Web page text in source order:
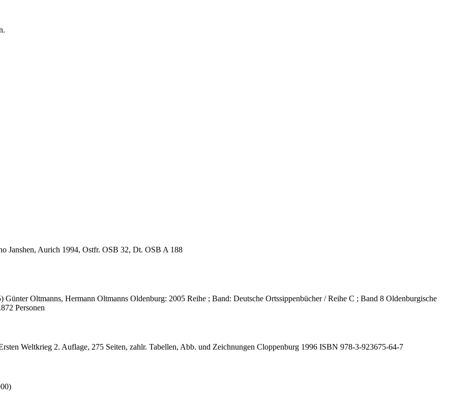
Janshen, Aurich 1994, Ostfr. OSB 32, Dt. OSB A 188
Oltmanns, Hermann Oltmanns Oldenburg: 2005 Reihe ; Band: Deutsche Ortssippenbücher / Reihe C ; Band 8 Oldenburgische
Personen
Weltkrieg 2. Auflage, 275 Seiten, zahlr. Tabellen, Abb. und Zeichnungen Cloppenburg 1996 ISBN 978-3-923675-64-7